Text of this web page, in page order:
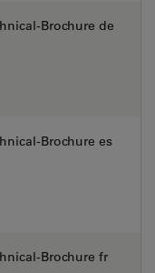
Brochure de
Brochure es
Brochure fr